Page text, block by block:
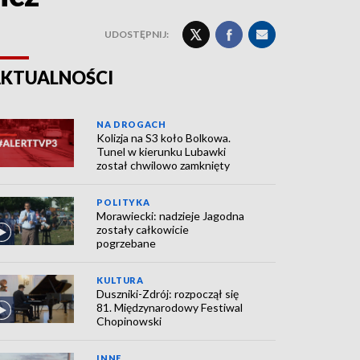
UDOSTĘPNIJ:
NA DROGACH
Kolizja na S3 koło Bolkowa.
Tunel w kierunku Lubawki
został chwilowo zamknięty
POLITYKA
Morawiecki: nadzieje Jagodna
zostały całkowicie
pogrzebane
KULTURA
Duszniki-Zdrój: rozpoczął się
81. Międzynarodowy Festiwal
Chopinowski